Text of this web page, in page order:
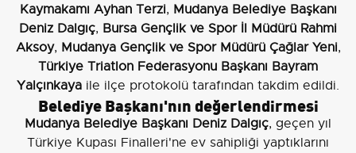
Kaymakamı Ayhan Terzi, Mudanya Belediye Başkanı
Deniz Dalgıç, Bursa Gençlik ve Spor İl Müdürü Rahmi
Aksoy, Mudanya Gençlik ve Spor Müdürü Çağlar Yeni,
Türkiye Triatlon Federasyonu Başkanı Bayram
Yalçınkaya ile ilçe protokolü tarafından takdim edildi.
Belediye Başkanı'nın değerlendirmesi
Mudanya Belediye Başkanı Deniz Dalgıç, geçen yıl
Türkiye Kupası Finalleri'ne ev sahipliği yaptıklarını